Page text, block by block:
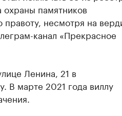
памятников
правоту, несмотря на
канал «Прекрасное
Ленина, 21 в
В марте 2021 года виллу